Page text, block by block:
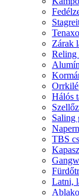
Zárak
Reling
Hálós
Saling
TBS
Latni,